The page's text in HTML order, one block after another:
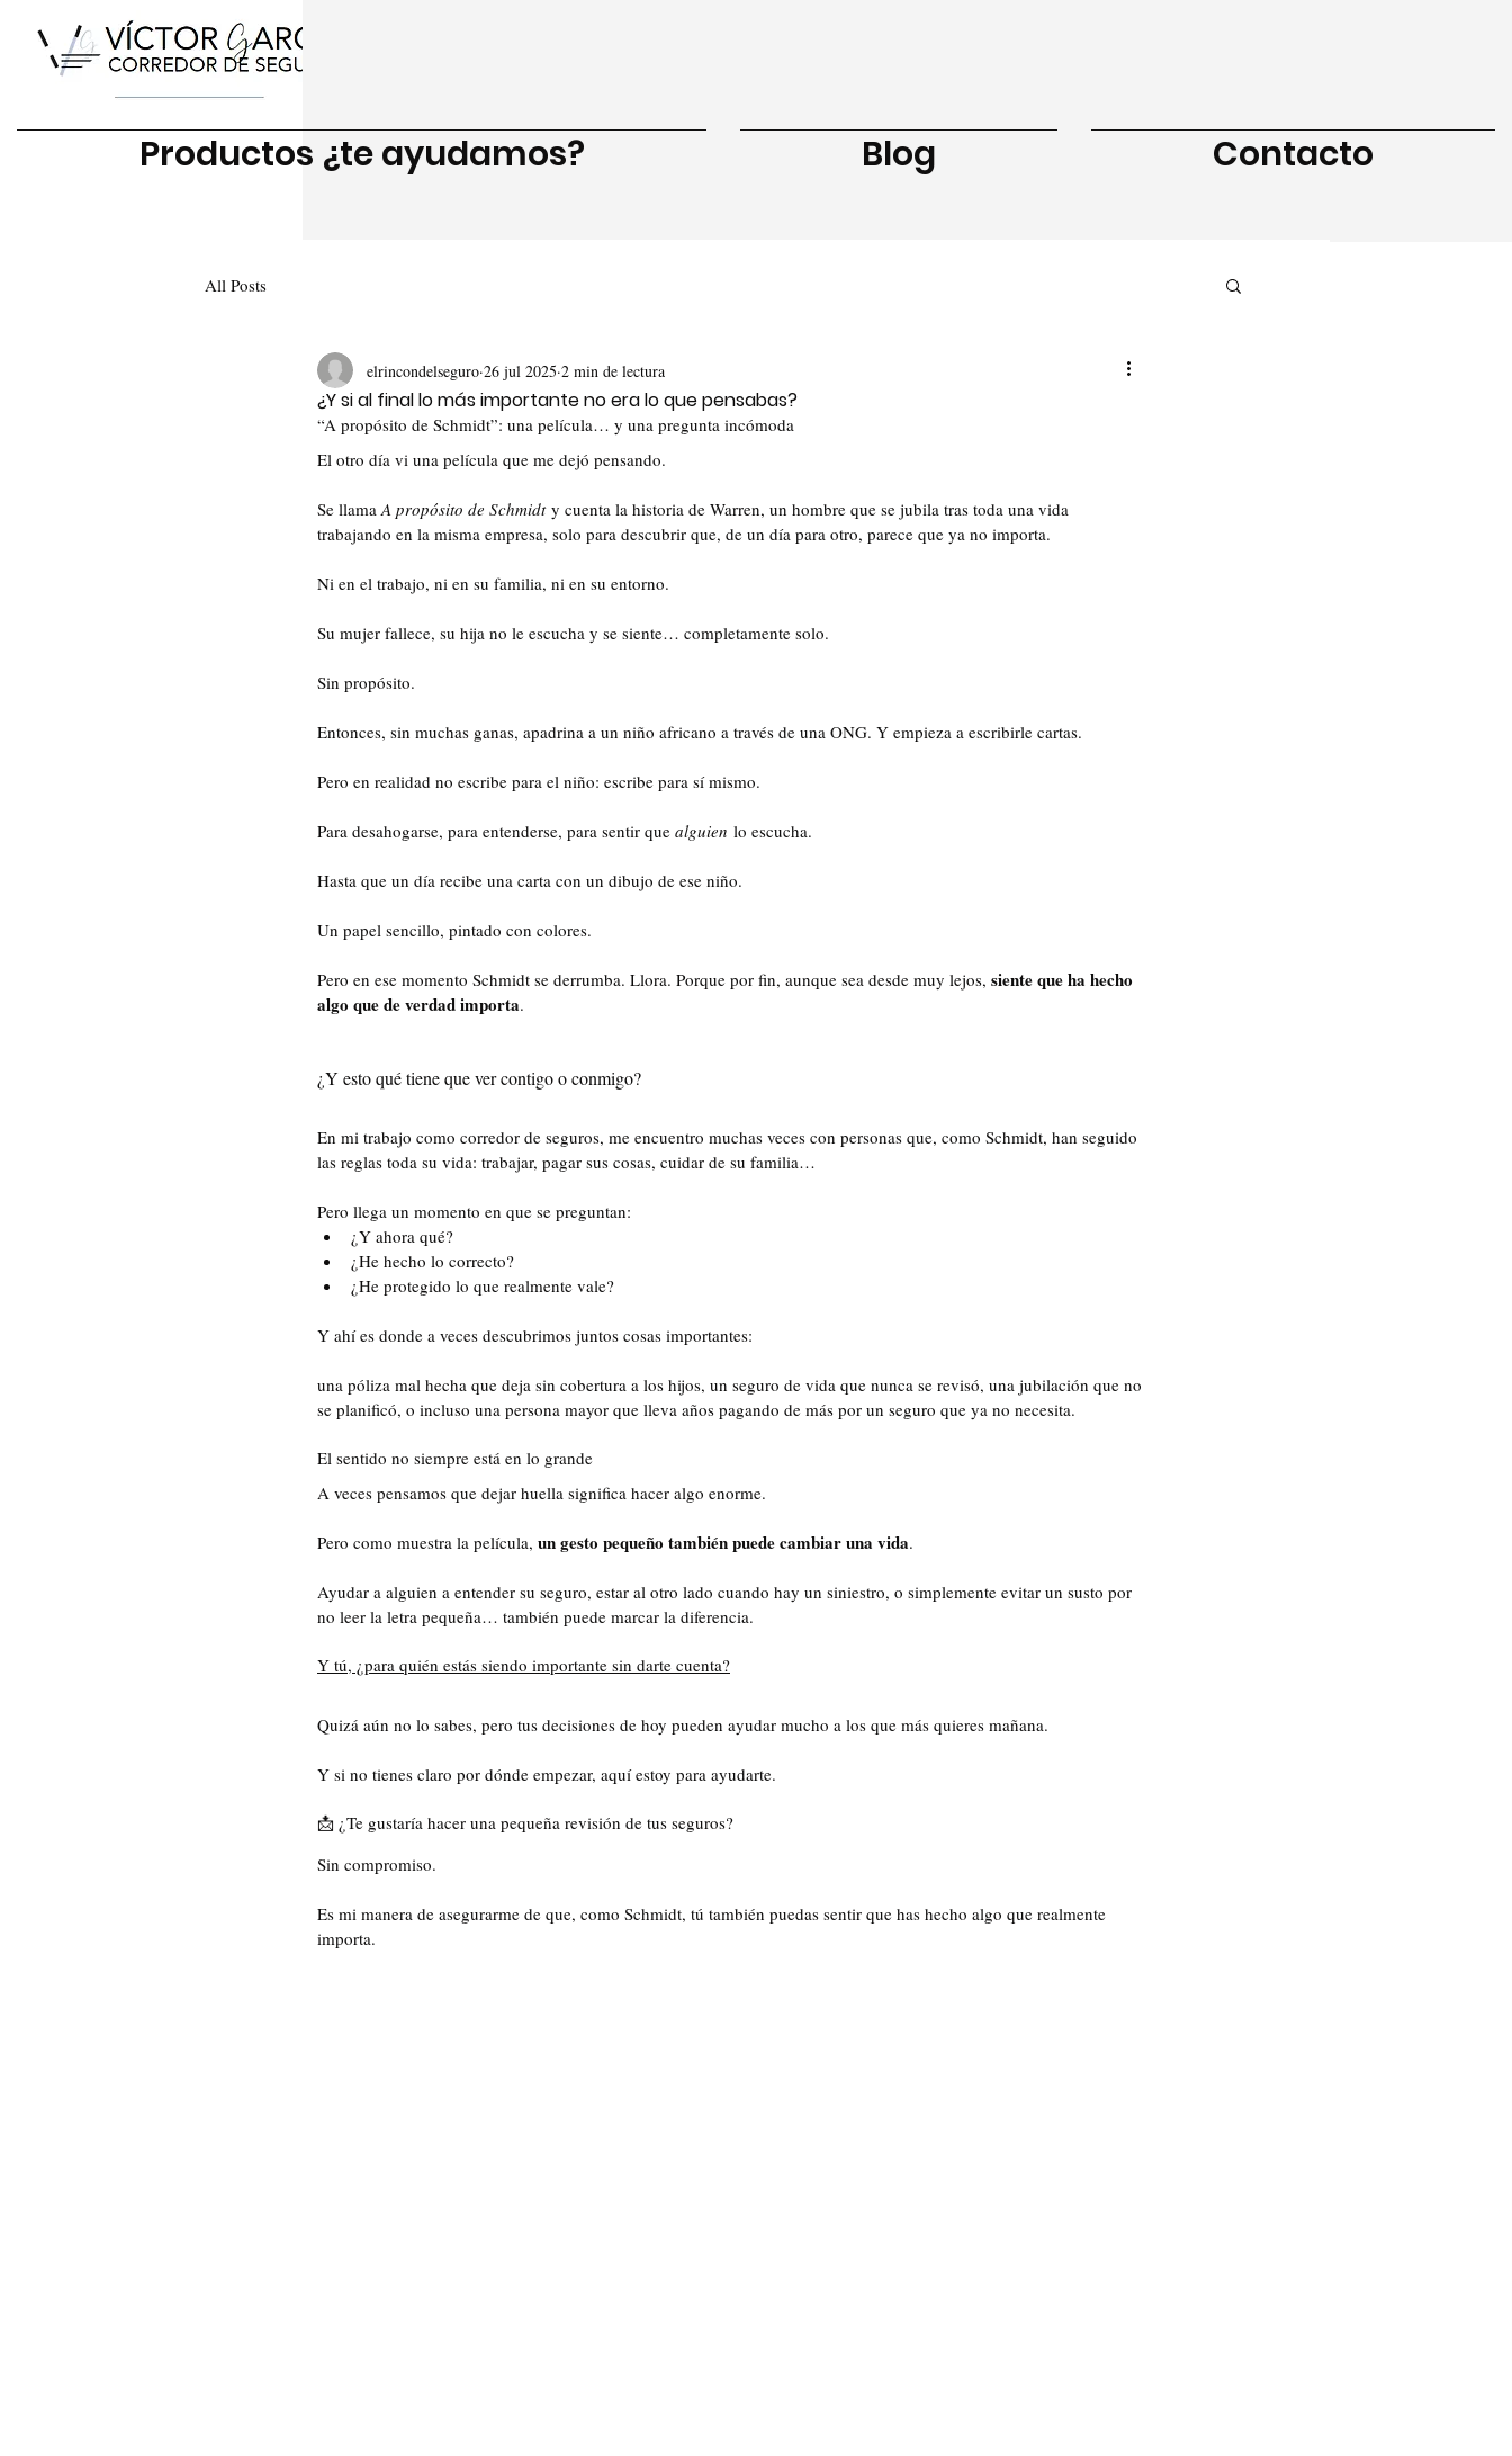
Productos ¿te ayudamos? Blog Contacto
All Posts
¿Y si al final lo más importante no era lo que pensabas?
elrincondelseguro 26 jul 2025 2 min de lectura
“A propósito de Schmidt”: una película… y una pregunta incómoda
El otro día vi una película que me dejó pensando.
Se llama A propósito de Schmidt y cuenta la historia de Warren, un hombre que se jubila tras toda una vida
trabajando en la misma empresa, solo para descubrir que, de un día para otro, parece que ya no importa.
Ni en el trabajo, ni en su familia, ni en su entorno.
Su mujer fallece, su hija no le escucha y se siente… completamente solo.
Sin propósito.
Entonces, sin muchas ganas, apadrina a un niño africano a través de una ONG. Y empieza a escribirle cartas.
Pero en realidad no escribe para el niño: escribe para sí mismo.
Para desahogarse, para entenderse, para sentir que alguien lo escucha.
Hasta que un día recibe una carta con un dibujo de ese niño.
Un papel sencillo, pintado con colores.
Pero en ese momento Schmidt se derrumba. Llora. Porque por fin, aunque sea desde muy lejos, siente que ha hecho
algo que de verdad importa.
¿Y esto qué tiene que ver contigo o conmigo?
En mi trabajo como corredor de seguros, me encuentro muchas veces con personas que, como Schmidt, han seguido
las reglas toda su vida: trabajar, pagar sus cosas, cuidar de su familia…
Pero llega un momento en que se preguntan:
¿Y ahora qué?
¿He hecho lo correcto?
¿He protegido lo que realmente vale?
Y ahí es donde a veces descubrimos juntos cosas importantes:
una póliza mal hecha que deja sin cobertura a los hijos, un seguro de vida que nunca se revisó, una jubilación que no
se planificó, o incluso una persona mayor que lleva años pagando de más por un seguro que ya no necesita.
El sentido no siempre está en lo grande
A veces pensamos que dejar huella significa hacer algo enorme.
Pero como muestra la película, un gesto pequeño también puede cambiar una vida.
Ayudar a alguien a entender su seguro, estar al otro lado cuando hay un siniestro, o simplemente evitar un susto por
no leer la letra pequeña… también puede marcar la diferencia.
Y tú, ¿para quién estás siendo importante sin darte cuenta?
Quizá aún no lo sabes, pero tus decisiones de hoy pueden ayudar mucho a los que más quieres mañana.
Y si no tienes claro por dónde empezar, aquí estoy para ayudarte.
📩 ¿Te gustaría hacer una pequeña revisión de tus seguros?
Sin compromiso.
Es mi manera de asegurarme de que, como Schmidt, tú también puedas sentir que has hecho algo que realmente
importa.